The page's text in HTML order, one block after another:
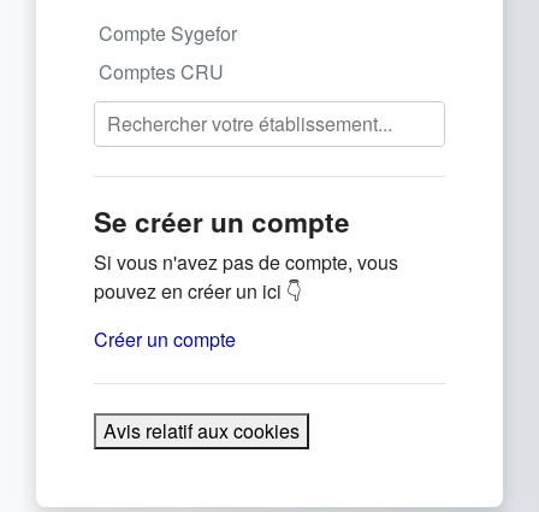
Compte Sygefor
Comptes CRU
Se créer un compte
Si vous n'avez pas de compte, vous
pouvez en créer un ici 👇
Créer un compte
Avis relatif aux cookies